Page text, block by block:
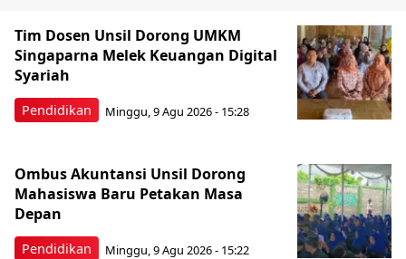
Pendidikan
Tim Dosen Unsil Dorong UMKM
Singaparna Melek Keuangan Digital
Syariah
Minggu, 9 Agu 2026 - 15:28
Pendidikan
Ombus Akuntansi Unsil Dorong
Mahasiswa Baru Petakan Masa
Depan
Minggu, 9 Agu 2026 - 15:22